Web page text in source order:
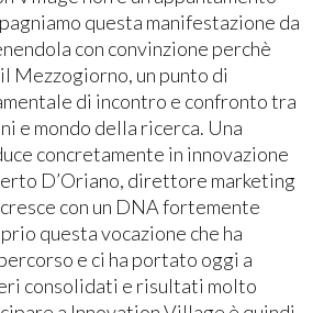
questa manifestazione da
con convinzione perchè
Mezzogiorno, un punto di
di incontro e confronto tra
e mondo della ricerca. Una
concretamente in innovazione
D’Oriano, direttore marketing
con un DNA fortemente
questa vocazione che ha
e ci ha portato oggi a
consolidati e risultati molto